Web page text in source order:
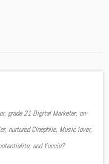
grade 21 Digital Marketer, on-
nurtured Cinephile, Music lover,
and Yuccie?